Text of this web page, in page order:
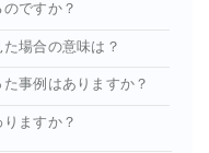
ですか？
場合の意味は？
事例はありますか？
ますか？